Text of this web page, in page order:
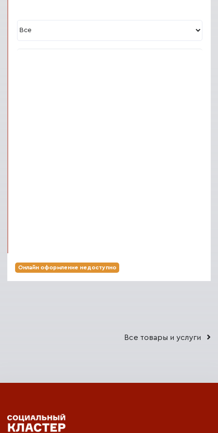
Онлайн оформление недоступно
Все товары и услуги